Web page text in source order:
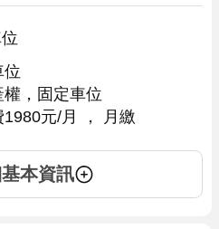
位
權，固定車位
元/月
， 月繳
本資訊